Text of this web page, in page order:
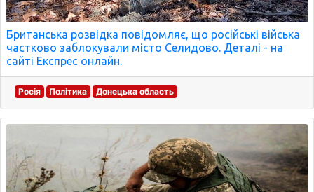
Британська розвідка повідомляє, що російські війська
частково заблокували місто Селидово. Деталі - на
сайті Експрес онлайн.
Росія Політика Донецька область